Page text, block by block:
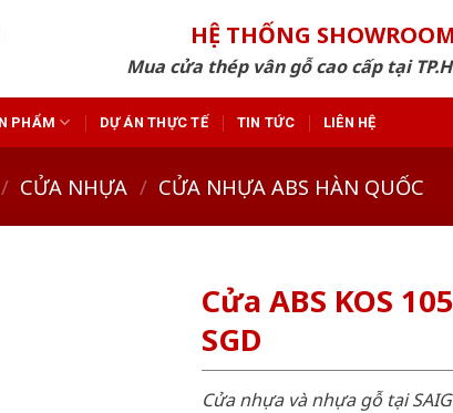
HỆ THỐNG
Mua cửa thép vân gỗ cao cấp tại
PHẨM DỰ ÁN THỰC TẾ TIN TỨC LIÊN HỆ
/ CỬA NHỰA / CỬA NHỰA ABS HÀN QUỐC
Cửa ABS KOS
SGD
Cửa nhựa và nhựa gỗ tại